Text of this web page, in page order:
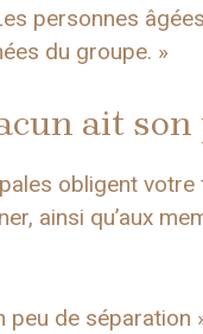
personnes
du groupe. »
ait
obligent votre
ainsi qu’aux
de séparation